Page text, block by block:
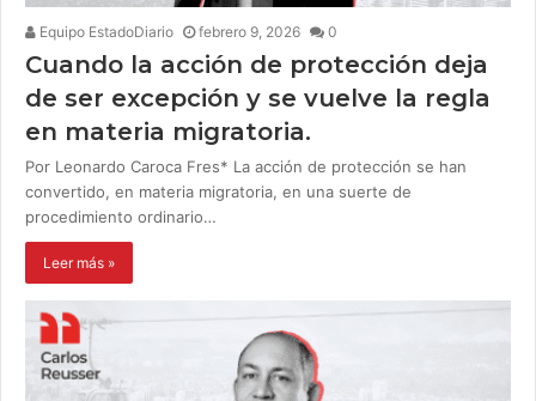
Equipo EstadoDiario febrero 9, 2026 0
Cuando la acción de protección deja
de ser excepción y se vuelve la regla
en materia migratoria.
Por Leonardo Caroca Fres* La acción de protección se han
convertido, en materia migratoria, en una suerte de
procedimiento ordinario…
Leer más »